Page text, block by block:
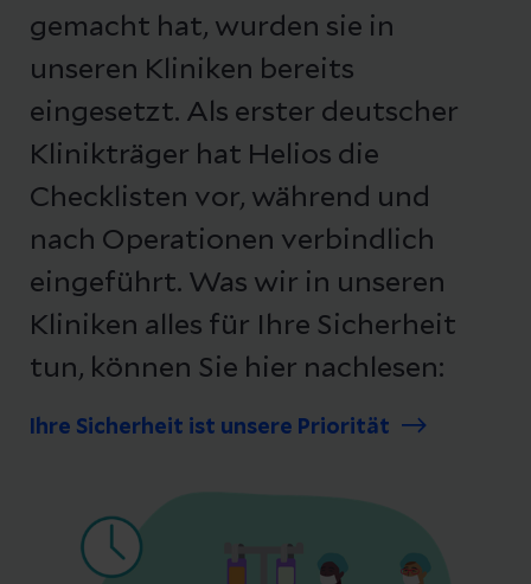
gemacht hat, wurden sie in
unseren Kliniken bereits
eingesetzt. Als erster deutscher
Klinikträger hat Helios die
Checklisten vor, während und
nach Operationen verbindlich
eingeführt. Was wir in unseren
Kliniken alles für Ihre Sicherheit
tun, können Sie hier nachlesen:
Ihre Sicherheit ist unsere Priorität